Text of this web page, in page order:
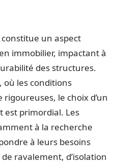
un aspect
immobilier, impactant à
des structures.
où les conditions
le choix d’un
est primordial. Les
à la recherche
à leurs besoins
de ravalement, d’isolation